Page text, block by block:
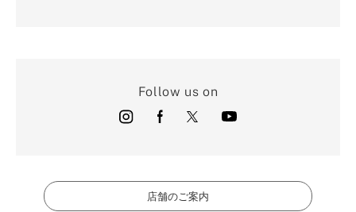
Follow us on
店舗のご案内